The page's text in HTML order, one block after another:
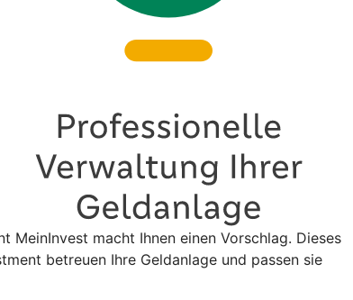
macht Ihnen einen Vorschlag. Dieses
betreuen Ihre Geldanlage und passen sie